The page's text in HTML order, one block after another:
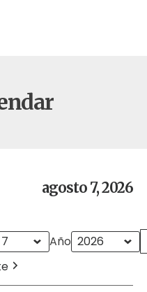
agosto 7, 2026
Año